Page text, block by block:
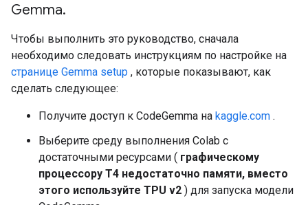
Gemma.
Чтобы выполнить это руководство, сначала
необходимо следовать инструкциям по настройке на
странице Gemma setup , которые показывают, как
сделать следующее:
Получите доступ к CodeGemma на kaggle.com .
Выберите среду выполнения Colab с
достаточными ресурсами ( графическому
процессору T4 недостаточно памяти, вместо
этого используйте TPU v2 ) для запуска модели